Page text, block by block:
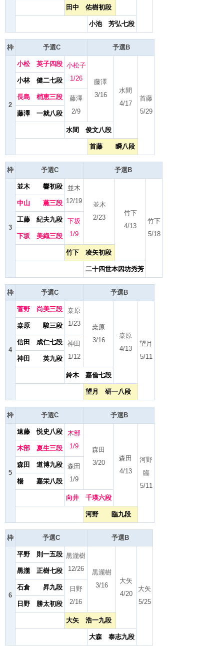
田中 佑樹初段
小池 芳弘七段
枠 予選C 予選B
2
小松 英子四段 小松子
1/26
藤澤
3/16
水間
4/17
首藤
5/29
小林 健二七段
長島 梢恵三段
藤澤
2/9
藤澤 一就八段
水間 俊文八段
首藤 瞬八段
枠 予選C 予選B
3
並木 響初段
並木
12/19
並木
2/23
竹下
4/13
竹下
5/18
中山 薫三段
工藤 紀夫九段
下坂
1/9
下坂 美織三段
竹下 凌矢初段
二十四世本因坊秀芳
枠 予選C 予選B
4
菅野 尚美三段
桒原
1/23
桒原
3/16
桒原
4/13
望月
5/11
桒原 駿三段
信田 成仁七段
神田
1/12
神田 英九段
鈴木 嘉倫七段
望月 研一八段
枠 予選C 予選B
5
遠藤 悦史八段
木部
1/9
森田
3/20
森田
4/13
河野
臨
5/11
木部 夏生三段
森田 道博九段
森田
1/9
楊 嘉栄八段
向井 千瑛六段
河野 臨九段
枠 予選C 予選B
6
平野 則一五段 黒瀧樹
12/26
黒瀧樹
3/16
大矢
4/20
大矢
5/25
黒瀧 正樹七段
石倉 昇九段
日野
2/16
日野 勝太初段
大矢 浩一九段
大森 泰志九段